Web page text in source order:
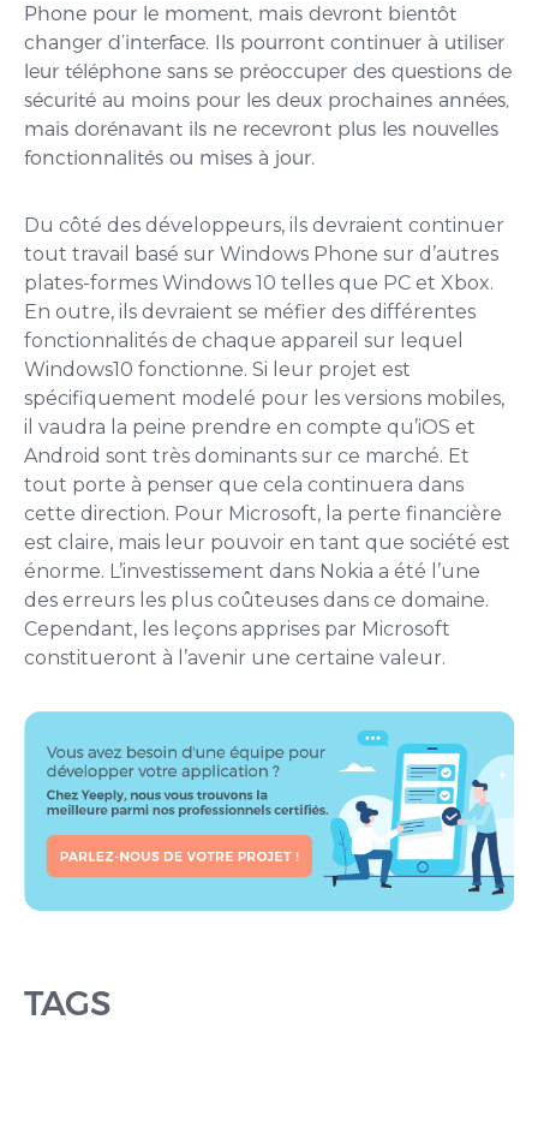
Phone pour le moment, mais devront bientôt
changer d’interface. Ils pourront continuer à utiliser
leur téléphone sans se préoccuper des questions de
sécurité au moins pour les deux prochaines années,
mais dorénavant ils ne recevront plus les nouvelles
fonctionnalités ou mises à jour.
Du côté des développeurs, ils devraient continuer
tout travail basé sur Windows Phone sur d’autres
plates-formes Windows 10 telles que PC et Xbox.
En outre, ils devraient se méfier des différentes
fonctionnalités de chaque appareil sur lequel
Windows10 fonctionne. Si leur projet est
spécifiquement modelé pour les versions mobiles,
il vaudra la peine prendre en compte qu’iOS et
Android sont très dominants sur ce marché. Et
tout porte à penser que cela continuera dans
cette direction. Pour Microsoft, la perte financière
est claire, mais leur pouvoir en tant que société est
énorme. L’investissement dans Nokia a été l’une
des erreurs les plus coûteuses dans ce domaine.
Cependant, les leçons apprises par Microsoft
constitueront à l’avenir une certaine valeur.
TAGS